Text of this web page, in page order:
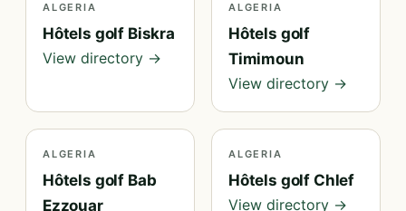
ALGERIA
Hôtels golf Biskra
View directory →
ALGERIA
Hôtels golf
Timimoun
View directory →
ALGERIA
Hôtels golf Bab
Ezzouar
ALGERIA
Hôtels golf Chlef
View directory →